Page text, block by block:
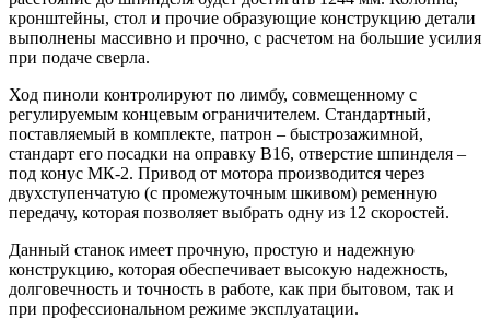
кронштейны, стол и прочие образующие конструкцию детали
выполнены массивно и прочно, с расчетом на большие усилия
при подаче сверла.
Ход пиноли контролируют по лимбу, совмещенному с
регулируемым концевым ограничителем. Стандартный,
поставляемый в комплекте, патрон – быстрозажимной,
стандарт его посадки на оправку В16, отверстие шпинделя –
под конус МК-2. Привод от мотора производится через
двухступенчатую (с промежуточным шкивом) ременную
передачу, которая позволяет выбрать одну из 12 скоростей.
Данный станок имеет прочную, простую и надежную
конструкцию, которая обеспечивает высокую надежность,
долговечность и точность в работе, как при бытовом, так и
при профессиональном режиме эксплуатации.